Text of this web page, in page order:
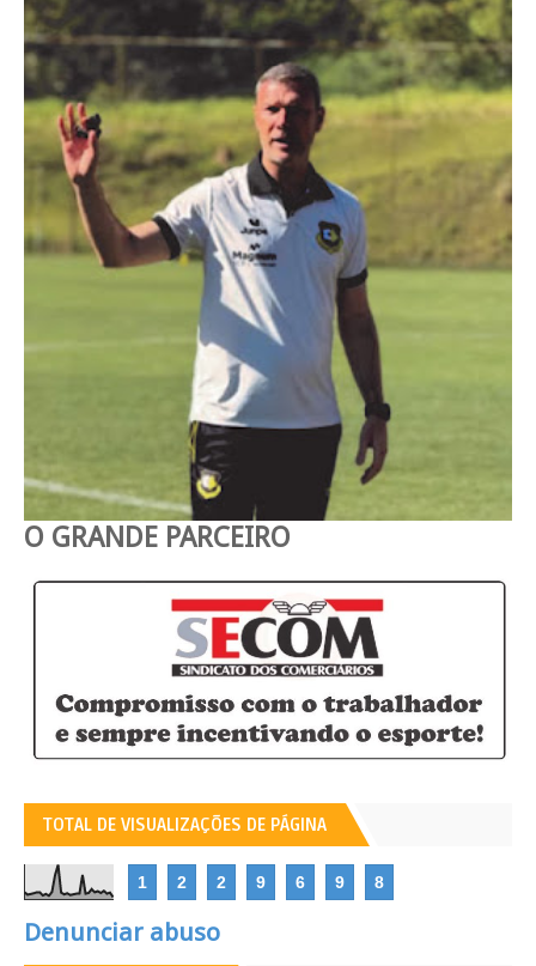
O GRANDE PARCEIRO
TOTAL DE VISUALIZAÇÕES DE PÁGINA
1 2 2 9 6 9 8
Denunciar abuso